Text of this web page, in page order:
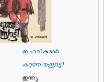
ഇ ഹരികുമാര്‍
കറുത്ത തമ്പ്രാട്ടി
ഇന്ത്യ